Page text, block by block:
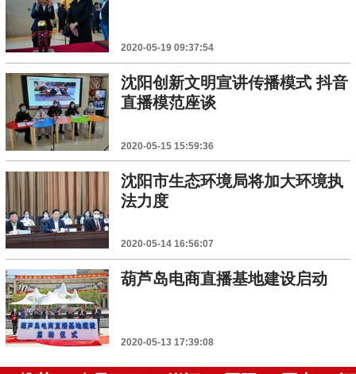
2020-05-19 09:37:54
沈阳创新文明宣讲传播模式 抖音
直播模范座谈
2020-05-15 15:59:36
沈阳市生态环境局将加大环境执
法力度
2020-05-14 16:56:07
葫芦岛电商直播基地建设启动
2020-05-13 17:39:08